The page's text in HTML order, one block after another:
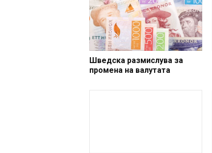
Шведска размислува за
промена на валутата